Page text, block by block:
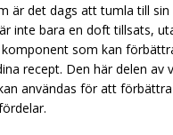
är det dags att tumla till sin
inte bara en doft tillsats,
som kan
recept. Den här delen av
användas för att